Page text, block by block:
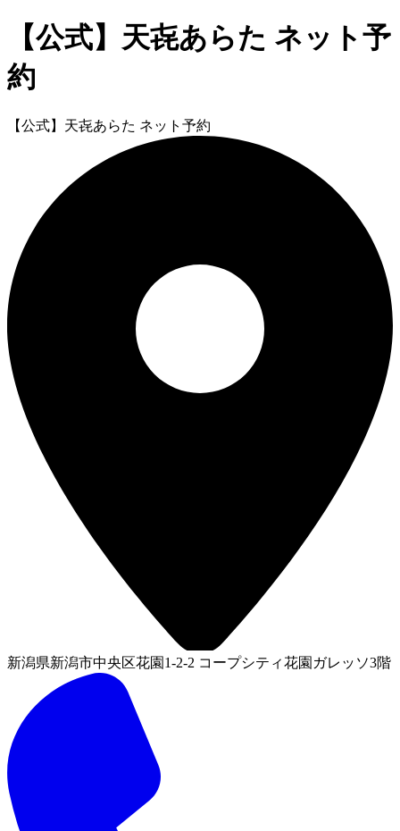
【公式】天㐂あらた ネット予
約
【公式】天㐂あらた ネット予約
新潟県新潟市中央区花園1-2-2 コープシティ花園ガレッソ3階